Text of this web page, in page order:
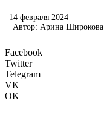
14 февраля 2024
Автор: Арина Широкова
Facebook
Twitter
Telegram
VK
OK